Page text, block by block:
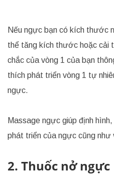
Nếu ngực bạn có kích thước
thể tăng kích thước hoặc cải
chắc của vòng 1 của bạn
thích phát triển vòng 1 tự
ngực.
Massage ngực giúp định
phát triển của ngực cũng như
2. Thuốc nở ngực